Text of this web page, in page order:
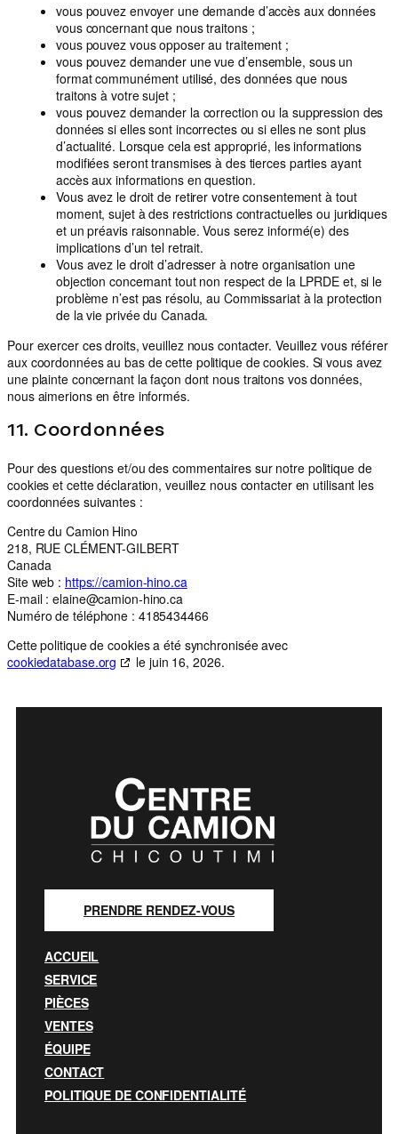
vous pouvez envoyer une demande d’accès aux données
vous concernant que nous traitons ;
vous pouvez vous opposer au traitement ;
vous pouvez demander une vue d’ensemble, sous un
format communément utilisé, des données que nous
traitons à votre sujet ;
vous pouvez demander la correction ou la suppression des
données si elles sont incorrectes ou si elles ne sont plus
d’actualité. Lorsque cela est approprié, les informations
modifiées seront transmises à des tierces parties ayant
accès aux informations en question.
Vous avez le droit de retirer votre consentement à tout
moment, sujet à des restrictions contractuelles ou juridiques
et un préavis raisonnable. Vous serez informé(e) des
implications d’un tel retrait.
Vous avez le droit d’adresser à notre organisation une
objection concernant tout non respect de la LPRDE et, si le
problème n’est pas résolu, au Commissariat à la protection
de la vie privée du Canada.
Pour exercer ces droits, veuillez nous contacter. Veuillez vous référer
aux coordonnées au bas de cette politique de cookies. Si vous avez
une plainte concernant la façon dont nous traitons vos données,
nous aimerions en être informés.
11. Coordonnées
Pour des questions et/ou des commentaires sur notre politique de
cookies et cette déclaration, veuillez nous contacter en utilisant les
coordonnées suivantes :
Centre du Camion Hino
218, RUE CLÉMENT-GILBERT
Canada
Site web : https://camion-hino.ca
E-mail :elaine@camion-hino.ca
Numéro de téléphone : 4185434466
Cette politique de cookies a été synchronisée avec
cookiedatabase.org
le juin 16, 2026.
PRENDRE RENDEZ-VOUS
ACCUEIL
SERVICE
PIÈCES
VENTES
ÉQUIPE
CONTACT
POLITIQUE DE CONFIDENTIALITÉ